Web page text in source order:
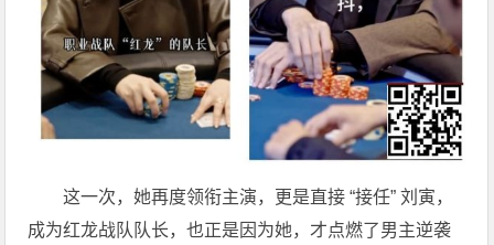
这一次，她再度领衔主演，更是直接 “接任” 刘寅，
成为红龙战队队长，也正是因为她，才点燃了男主逆袭